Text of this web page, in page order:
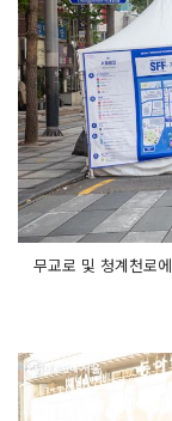
무교로 및 청계천로